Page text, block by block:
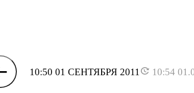
10:50 01 СЕНТЯБРЯ 2011 10:54